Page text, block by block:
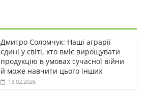
Дмитро Соломчук: Наші аграрії
єдині у світі, хто вміє вирощувати
продукцію в умовах сучасної війни
й може навчити цього інших
13.02.2026